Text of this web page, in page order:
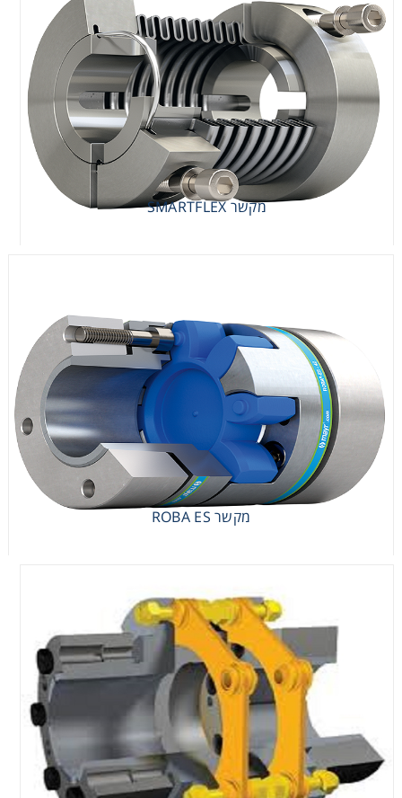
מקשר SMARTFLEX
מקשר ROBA ES
מקשר SMARTFLEX